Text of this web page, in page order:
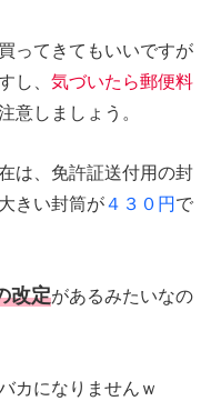
ってきてもいいですが
し、 気づいたら郵便料
意しましょう。
は、免許証送付用の封
きい封筒が４３０円 で
改定があるみたいなの
カになりませんｗ